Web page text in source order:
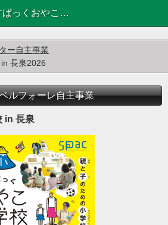
すぱっくおやこ小学校 in 長泉2026
ー自主事業
長泉2026
ルフォーレ自主事業
in 長泉